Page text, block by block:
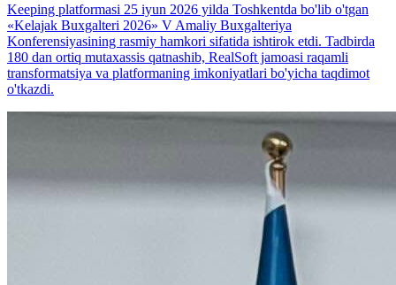
Keeping platformasi 25 iyun 2026 yilda Toshkentda bo'lib o'tgan
«Kelajak Buxgalteri 2026» V Amaliy Buxgalteriya
Konferensiyasining rasmiy hamkori sifatida ishtirok etdi. Tadbirda
180 dan ortiq mutaxassis qatnashib, RealSoft jamoasi raqamli
transformatsiya va platformaning imkoniyatlari bo'yicha taqdimot
o'tkazdi.